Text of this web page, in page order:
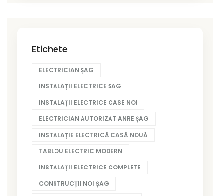
Etichete
ELECTRICIAN ȘAG
INSTALAȚII ELECTRICE ȘAG
INSTALAȚII ELECTRICE CASE NOI
ELECTRICIAN AUTORIZAT ANRE ȘAG
INSTALAȚIE ELECTRICĂ CASĂ NOUĂ
TABLOU ELECTRIC MODERN
INSTALAȚII ELECTRICE COMPLETE
CONSTRUCȚII NOI ȘAG